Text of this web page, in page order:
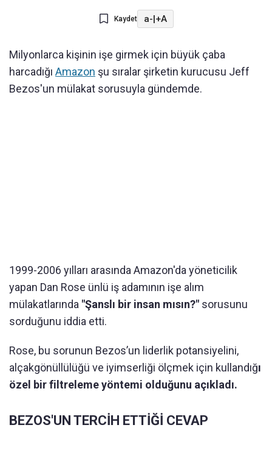
Kaydet a-|+A
Milyonlarca kişinin işe girmek için büyük çaba
harcadığı Amazon şu sıralar şirketin kurucusu Jeff
Bezos'un mülakat sorusuyla gündemde.
1999-2006 yılları arasında Amazon'da yöneticilik
yapan Dan Rose ünlü iş adamının işe alım
mülakatlarında "Şanslı bir insan mısın?" sorusunu
sorduğunu iddia etti.
Rose, bu sorunun Bezos’un liderlik potansiyelini,
alçakgönüllülüğü ve iyimserliği ölçmek için kullandığı
özel bir filtreleme yöntemi olduğunu açıkladı.
BEZOS'UN TERCİH ETTİĞİ CEVAP